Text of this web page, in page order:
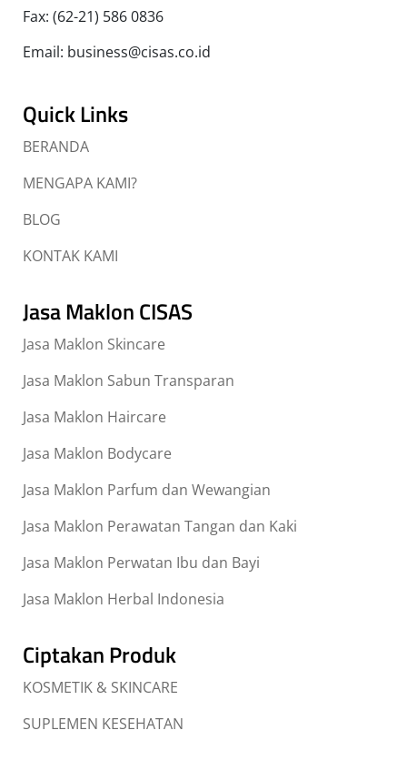
Fax: (62-21) 586 0836
Email: business@cisas.co.id
Quick Links
BERANDA
MENGAPA KAMI?
BLOG
KONTAK KAMI
Jasa Maklon CISAS
Jasa Maklon Skincare
Jasa Maklon Sabun Transparan
Jasa Maklon Haircare
Jasa Maklon Bodycare
Jasa Maklon Parfum dan Wewangian
Jasa Maklon Perawatan Tangan dan Kaki
Jasa Maklon Perwatan Ibu dan Bayi
Jasa Maklon Herbal Indonesia
Ciptakan Produk
KOSMETIK & SKINCARE
SUPLEMEN KESEHATAN